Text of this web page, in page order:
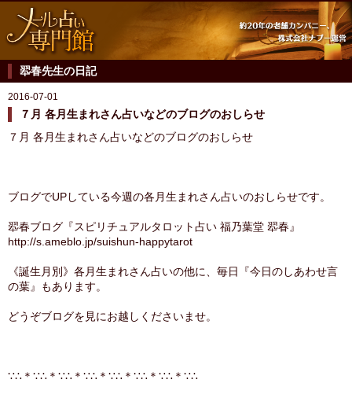
翆春先生の日記
2016-07-01
７月 各月生まれさん占いなどのブログのおしらせ
７月 各月生まれさん占いなどのブログのおしらせ
ブログでUPしている今週の各月生まれさん占いのおしらせです。
翆春ブログ『スピリチュアルタロット占い 福乃葉堂 翆春』
http://s.ameblo.jp/suishun-happytarot
《誕生月別》各月生まれさん占いの他に、毎日『今日のしあわせ言
の葉』もあります。
どうぞブログを見にお越しくださいませ。
∵∴＊∵∴＊∵∴＊∵∴＊∵∴＊∵∴＊∵∴＊∵∴